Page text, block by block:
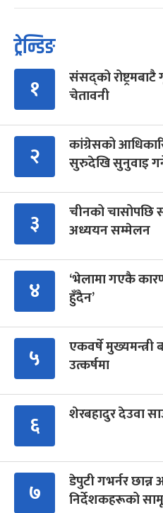
ट्रेन्डिङ
१
संसद्को रोष्ट्रमबाटै
चेतावनी
२
कांग्रेसको
सुरुदेखि सुनुवाइ
३
चीनको चासोपछि
अध्ययन सम्मेलन
४
‘भेलामा गएकै
हुँदैन’
५
एकवर्षे मुख्यमन्त्री
उत्कर्षमा
६ शेरबहादुर देउवा
७
डेपुटी गभर्नर छान्न
निर्देशकहरूको